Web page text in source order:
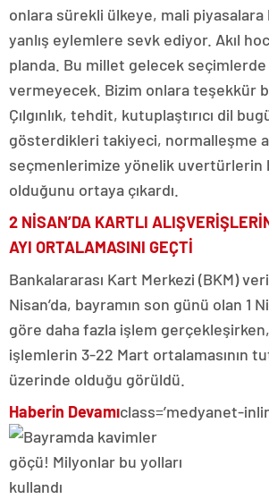
onlara sürekli ülkeye, mali
yanlış eylemlere sevk ediyor. Akıl
planda. Bu millet gelecek seçimlerde
vermeyecek. Bizim onlara teşekkür
Çılgınlık, tehdit, kutuplaştırıcı dil
gösterdikleri takiyeci, normalleşme
seçmenlerimize yönelik uvertürlerin
olduğunu ortaya çıkardı.
2 NİSAN’DA KARTLI
AYI ORTALAMASINI GEÇTİ
Bankalararası Kart Merkezi (BKM)
Nisan’da, bayramın son günü olan 1
göre daha fazla işlem
işlemlerin 3-22 Mart ortalamasının
üzerinde olduğu görüldü.
Haberin Devamıclass=’medyanet-